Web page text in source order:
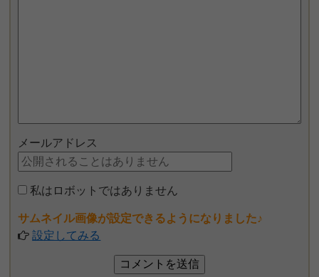
メールアドレス
私はロボットではありません
サムネイル画像が設定できるようになりました♪
設定してみる